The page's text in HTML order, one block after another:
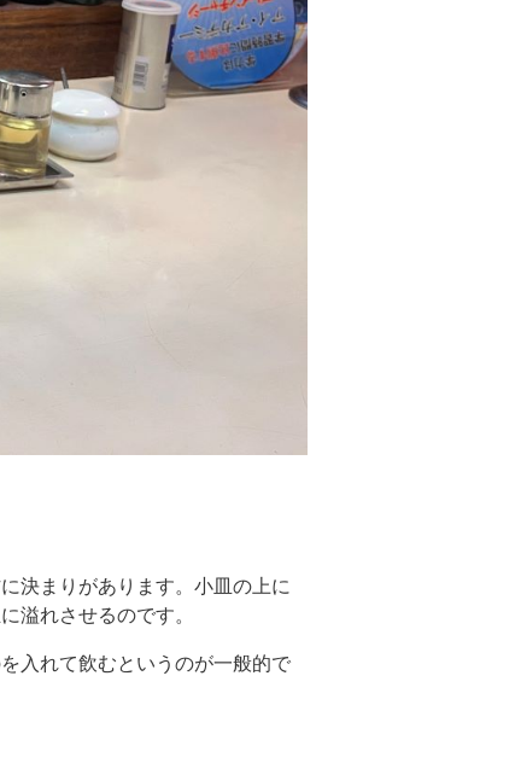
決まりがあります。小皿の上に
溢れさせるのです。
入れて飲むというのが一般的で